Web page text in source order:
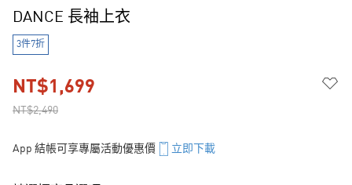
DANCE 長袖上衣
3件7折
NT$2,490
NT$1,699
App 結帳可享專屬活動優惠價 立即下載